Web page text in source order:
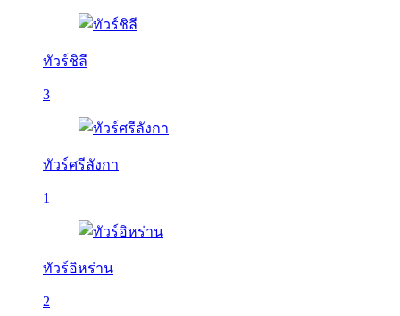
ทัวร์ชิลี
3
ทัวร์ศรีลังกา
1
ทัวร์อิหร่าน
2